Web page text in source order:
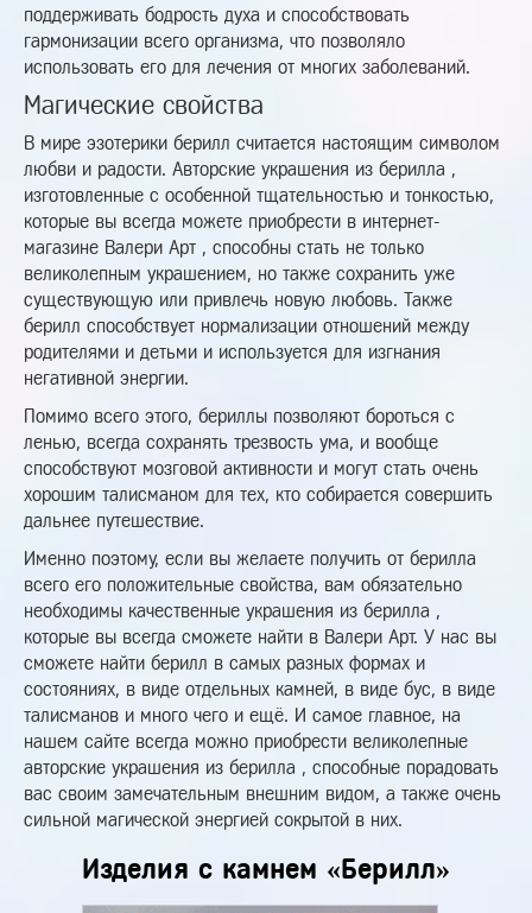
поддерживать бодрость духа и способствовать
гармонизации всего организма, что позволяло
использовать его для лечения от многих заболеваний.
Магические свойства
В мире эзотерики берилл считается настоящим символом
любви и радости. Авторские украшения из берилла ,
изготовленные с особенной тщательностью и тонкостью,
которые вы всегда можете приобрести в интернет-
магазине Валери Арт , способны стать не только
великолепным украшением, но также сохранить уже
существующую или привлечь новую любовь. Также
берилл способствует нормализации отношений между
родителями и детьми и используется для изгнания
негативной энергии.
Помимо всего этого, бериллы позволяют бороться с
ленью, всегда сохранять трезвость ума, и вообще
способствуют мозговой активности и могут стать очень
хорошим талисманом для тех, кто собирается совершить
дальнее путешествие.
Именно поэтому, если вы желаете получить от берилла
всего его положительные свойства, вам обязательно
необходимы качественные украшения из берилла ,
которые вы всегда сможете найти в Валери Арт. У нас вы
сможете найти берилл в самых разных формах и
состояниях, в виде отдельных камней, в виде бус, в виде
талисманов и много чего и ещё. И самое главное, на
нашем сайте всегда можно приобрести великолепные
авторские украшения из берилла , способные порадовать
вас своим замечательным внешним видом, а также очень
сильной магической энергией сокрытой в них.
Изделия с камнем «Берилл»